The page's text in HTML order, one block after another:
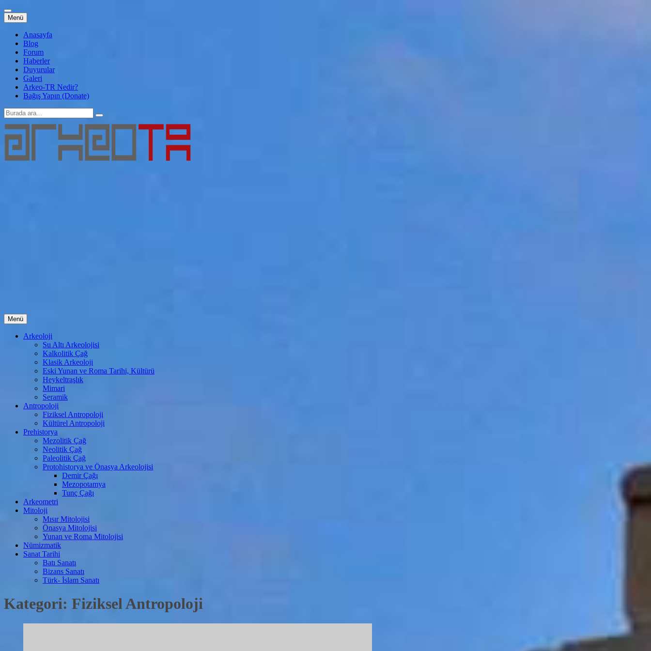
Menü İçeriğe
atla
Anasayfa
Blog
Forum
Haberler
Duyurular
Galeri
Arkeo-TR Nedir?
Bağış Yapın (Donate)
Arama:
Menü İçeriğe
atla
Arkeoloji
Su Altı Arkeolojisi
Kalkolitik Çağ
Klasik Arkeoloji
Eski Yunan ve Roma Tarihi, Kültürü
Heykeltraşlık
Mimari
Seramik
Antropoloji
Fiziksel Antropoloji
Kültürel Antropoloji
Prehistorya
Mezolitik Çağ
Neolitik Çağ
Paleolitik Çağ
Protohistorya ve Önasya Arkeolojisi
Demir Çağı
Mezopotamya
Tunç Çağı
Arkeometri
Mitoloji
Mısır Mitolojisi
Önasya Mitolojisi
Yunan ve Roma Mitolojisi
Nümizmatik
Sanat Tarihi
Batı Sanatı
Bizans Sanatı
Türk- İslam Sanatı
Kategori: Fiziksel Antropoloji